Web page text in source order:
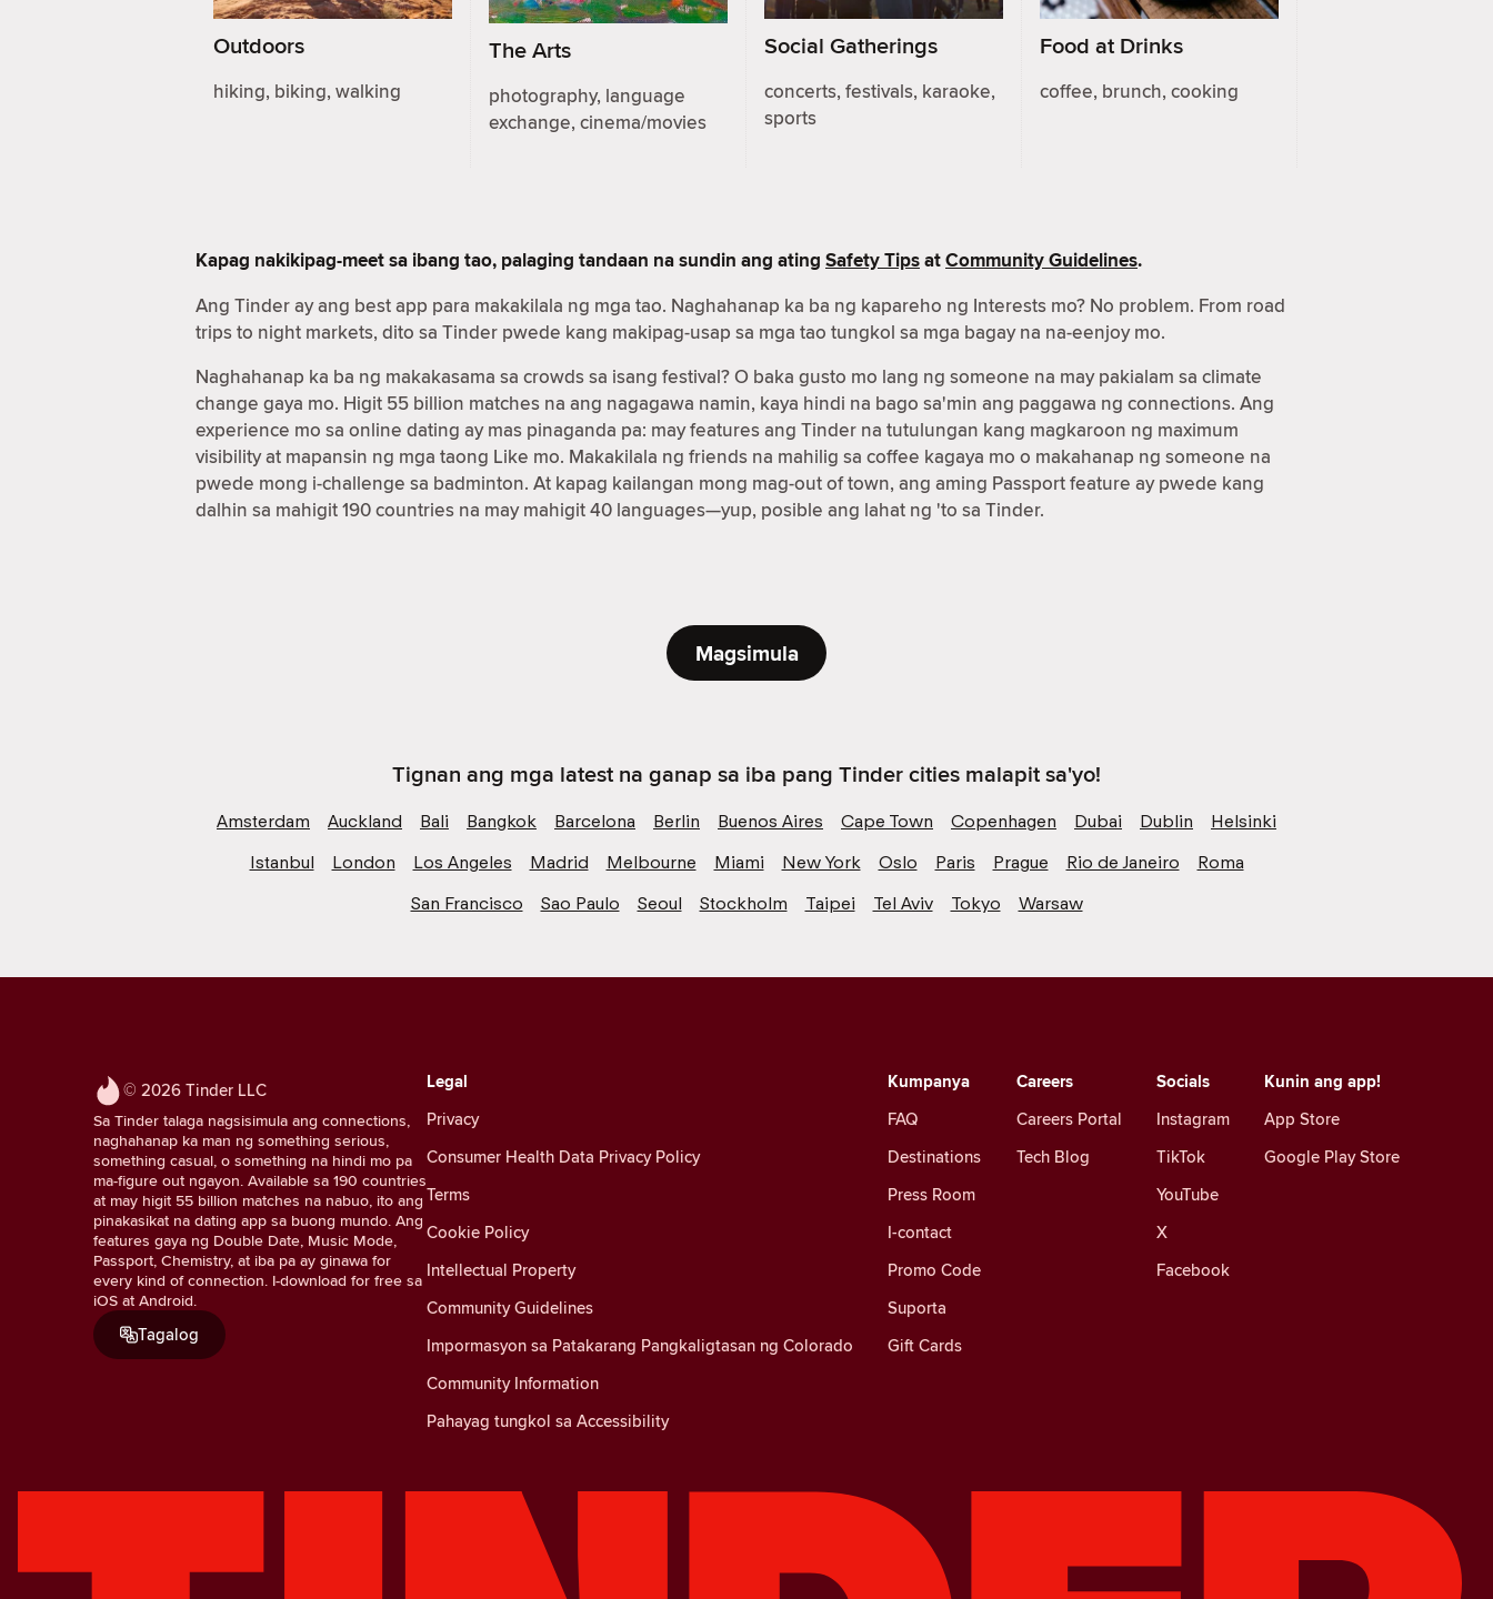
Outdoors
hiking, biking, walking
The Arts
photography, language
exchange, cinema/movies
Social Gatherings
concerts, festivals, karaoke,
sports
Food at Drinks
coffee, brunch, cooking
Kapag nakikipag-meet sa ibang tao, palaging tandaan na sundin ang ating Safety TipsatCommunity Guidelines.
Ang Tinder ay ang best app para makakilala ng mga tao. Naghahanap ka ba ng kapareho ng Interests mo? No problem. From road
trips to night markets, dito sa Tinder pwede kang makipag-usap sa mga tao tungkol sa mga bagay na na-eenjoy mo.
Naghahanap ka ba ng makakasama sa crowds sa isang festival? O baka gusto mo lang ng someone na may pakialam sa climate
change gaya mo. Higit 55 billion matches na ang nagagawa namin, kaya hindi na bago sa'min ang paggawa ng connections. Ang
experience mo sa online dating ay mas pinaganda pa: may features ang Tinder na tutulungan kang magkaroon ng maximum
visibility at mapansin ng mga taong Like mo. Makakilala ng friends na mahilig sa coffee kagaya mo o makahanap ng someone na
pwede mong i-challenge sa badminton. At kapag kailangan mong mag-out of town, ang aming Passport feature ay pwede kang
dalhin sa mahigit 190 countries na may mahigit 40 languages—yup, posible ang lahat ng 'to sa Tinder.
Magsimula
Tignan ang mga latest na ganap sa iba pang Tinder cities malapit sa'yo!
Amsterdam Auckland Bali Bangkok Barcelona Berlin Buenos Aires Cape Town Copenhagen Dubai Dublin
Helsinki
Istanbul
London Los Angeles Madrid Melbourne Miami New York Oslo Paris Prague Rio de Janeiro
Roma
San Francisco
Sao Paulo Seoul Stockholm Taipei Tel Aviv Tokyo Warsaw
© 2026 Tinder LLC
Sa Tinder talaga nagsisimula ang connections,
naghahanap ka man ng something serious,
something casual, o something na hindi mo pa
ma-figure out ngayon. Available sa 190 countries
at may higit 55 billion matches na nabuo, ito ang
pinakasikat na dating app sa buong mundo. Ang
features gaya ng Double Date, Music Mode,
Passport, Chemistry, at iba pa ay ginawa for
every kind of connection. I-download for free sa
iOS at Android.
Tagalog
Socials
Instagram
TikTok
YouTube
X
Facebook
Legal
Privacy
Consumer Health Data Privacy Policy
Terms
Cookie Policy
Intellectual Property
Community Guidelines
Impormasyon sa Patakarang Pangkaligtasan ng Colorado
Community Information
Pahayag tungkol sa Accessibility
Careers
Careers Portal
Tech Blog
Kumpanya
FAQ
Destinations
Press Room
I-contact
Promo Code
Suporta
Gift Cards
Kunin ang app!
App Store
Google Play Store